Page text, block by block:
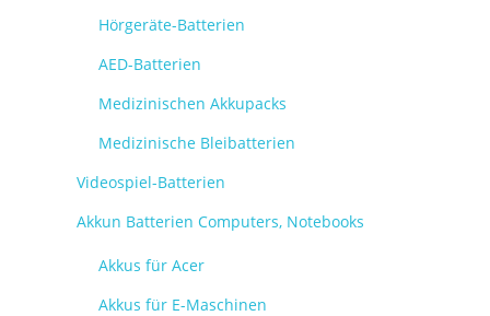
Hörgeräte-Batterien
AED-Batterien
Medizinischen Akkupacks
Medizinische Bleibatterien
Videospiel-Batterien
Akkun Batterien Computers, Notebooks
Akkus für Acer
Akkus für E-Maschinen